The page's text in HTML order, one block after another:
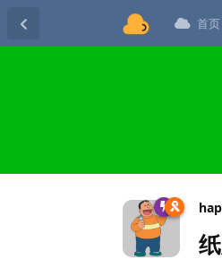
首页